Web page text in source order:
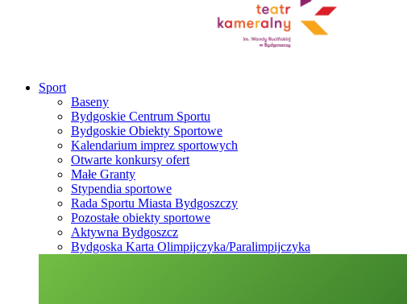
Sport
Baseny
Bydgoskie Centrum Sportu
Bydgoskie Obiekty Sportowe
Kalendarium imprez sportowych
Otwarte konkursy ofert
Małe Granty
Stypendia sportowe
Rada Sportu Miasta Bydgoszczy
Pozostałe obiekty sportowe
Aktywna Bydgoszcz
Bydgoska Karta Olimpijczyka/Paralimpijczyka